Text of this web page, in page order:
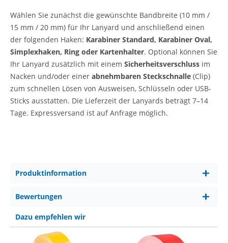
Wählen Sie zunächst die gewünschte Bandbreite (10 mm /
15 mm / 20 mm) für Ihr Lanyard und anschließend einen
der folgenden Haken: Karabiner Standard, Karabiner Oval,
Simplexhaken, Ring oder Kartenhalter. Optional können Sie
Ihr Lanyard zusätzlich mit einem Sicherheitsverschluss im
Nacken und/oder einer abnehmbaren Steckschnalle (Clip)
zum schnellen Lösen von Ausweisen, Schlüsseln oder USB-
Sticks ausstatten. Die Lieferzeit der Lanyards beträgt 7–14
Tage. Expressversand ist auf Anfrage möglich.
Produktinformation
Bewertungen
Dazu empfehlen wir